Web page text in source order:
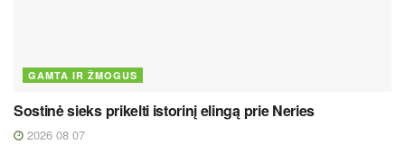
GAMTA IR ŽMOGUS
Sostinė sieks prikelti istorinį elingą prie Neries
2026 08 07